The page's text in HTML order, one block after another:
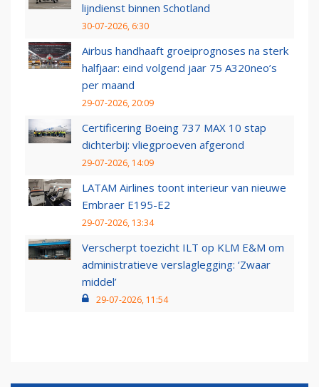
lijndienst binnen Schotland
30-07-2026, 6:30
Airbus handhaaft groeiprognoses na sterk
halfjaar: eind volgend jaar 75 A320neo’s
per maand
29-07-2026, 20:09
Certificering Boeing 737 MAX 10 stap
dichterbij: vliegproeven afgerond
29-07-2026, 14:09
LATAM Airlines toont interieur van nieuwe
Embraer E195-E2
29-07-2026, 13:34
Verscherpt toezicht ILT op KLM E&M om
administratieve verslaglegging: ‘Zwaar
middel’
29-07-2026, 11:54